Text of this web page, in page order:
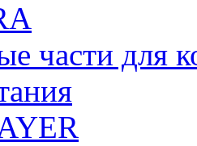
части для